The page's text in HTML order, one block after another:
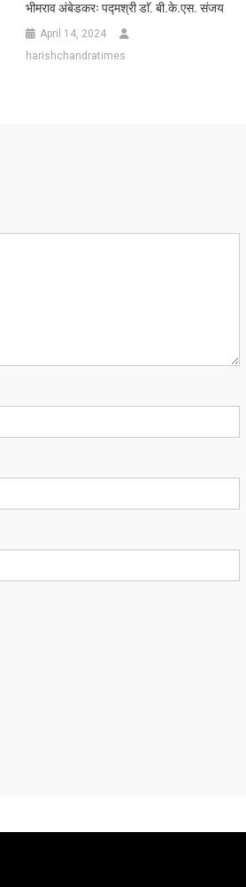
भीमराव अंबेडकरः पद्मश्री डाॅ. बी.के.एस. संजय
April 14, 2024
harishchandratimes